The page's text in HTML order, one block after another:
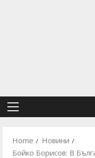
Primary
Home
Новини
Бойко Борисов: В